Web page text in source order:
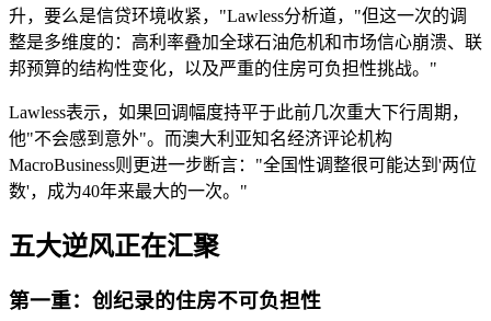
升，要么是信贷环境收紧，"Lawless分析道，"但这一次的调
整是多维度的：高利率叠加全球石油危机和市场信心崩溃、联
邦预算的结构性变化，以及严重的住房可负担性挑战。"
Lawless表示，如果回调幅度持平于此前几次重大下行周期，
他"不会感到意外"。而澳大利亚知名经济评论机构
MacroBusiness则更进一步断言："全国性调整很可能达到'两位
数'，成为40年来最大的一次。"
五大逆风正在汇聚
第一重：创纪录的住房不可负担性